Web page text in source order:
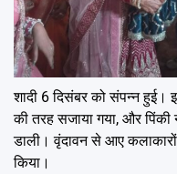
शादी 6 दिसंबर को संपन्न हुई।
की तरह सजाया गया, और
डाली। वृंदावन से आए
किया।